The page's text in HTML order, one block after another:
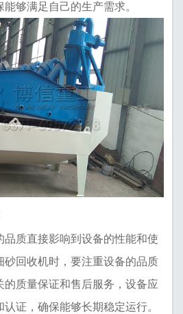
够满足自己的生产需求。
质直接影响到设备的性能和使
砂回收机时，要注重设备的品质
的质量保证和售后服务，设备应
证，确保能够长期稳定运行。